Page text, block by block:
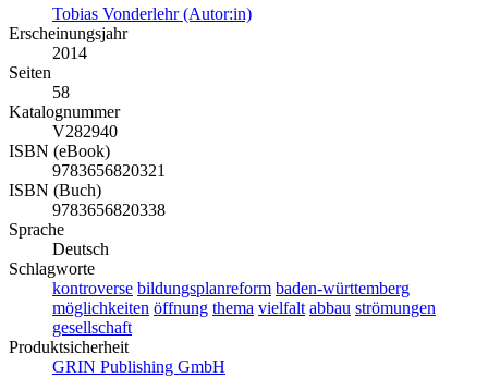
Tobias Vonderlehr (Autor:in)
Erscheinungsjahr
2014
Seiten
58
Katalognummer
V282940
ISBN (eBook)
9783656820321
ISBN (Buch)
9783656820338
Sprache
Deutsch
Schlagworte
kontroverse bildungsplanreform baden-württemberg
möglichkeiten öffnung thema vielfalt abbau strömungen
gesellschaft
Produktsicherheit
GRIN Publishing GmbH